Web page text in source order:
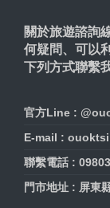
關於旅遊諮詢
何疑問、可以
下列方式聯繫
官方Line :
E-mail :
聯繫電話 :
門市地址 : 屏東